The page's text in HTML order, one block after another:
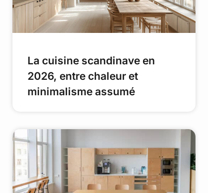
La cuisine scandinave en
2026, entre chaleur et
minimalisme assumé